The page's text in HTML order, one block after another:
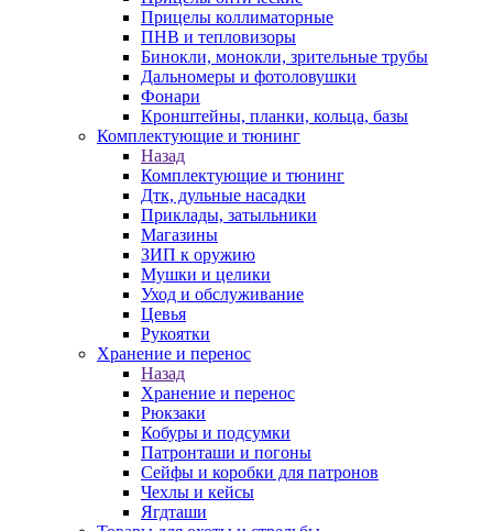
Прицелы коллиматорные
ПНВ и тепловизоры
Бинокли, монокли, зрительные трубы
Дальномеры и фотоловушки
Фонари
Кронштейны, планки, кольца, базы
Комплектующие и тюнинг
Назад
Комплектующие и тюнинг
Дтк, дульные насадки
Приклады, затыльники
Магазины
ЗИП к оружию
Мушки и целики
Уход и обслуживание
Цевья
Рукоятки
Хранение и перенос
Назад
Хранение и перенос
Рюкзаки
Кобуры и подсумки
Патронташи и погоны
Сейфы и коробки для патронов
Чехлы и кейсы
Ягдташи